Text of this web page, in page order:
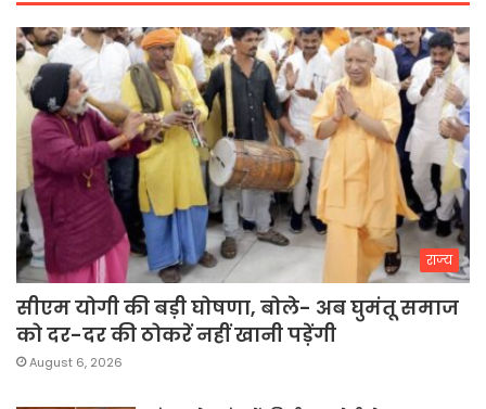
राज्य
सीएम योगी की बड़ी घोषणा, बोले- अब घुमंतू समाज
को दर-दर की ठोकरें नहीं खानी पड़ेंगी
August 6, 2026